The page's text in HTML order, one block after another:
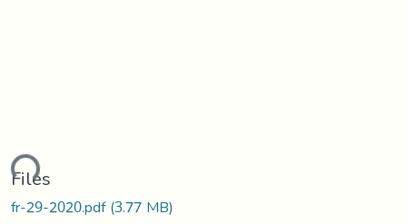
Files
fr-29-2020.pdf(3.77 MB)